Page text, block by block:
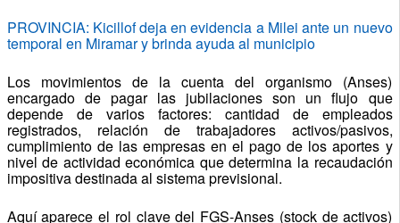
PROVINCIA: Kicillof deja en evidencia a Milei ante un nuevo
temporal en Miramar y brinda ayuda al municipio
Los movimientos de la cuenta del organismo (Anses)
encargado de pagar las jubilaciones son un flujo que
depende de varios factores: cantidad de empleados
registrados, relación de trabajadores activos/pasivos,
cumplimiento de las empresas en el pago de los aportes y
nivel de actividad económica que determina la recaudación
impositiva destinada al sistema previsional.
Aquí aparece el rol clave del FGS-Anses (stock de activos)